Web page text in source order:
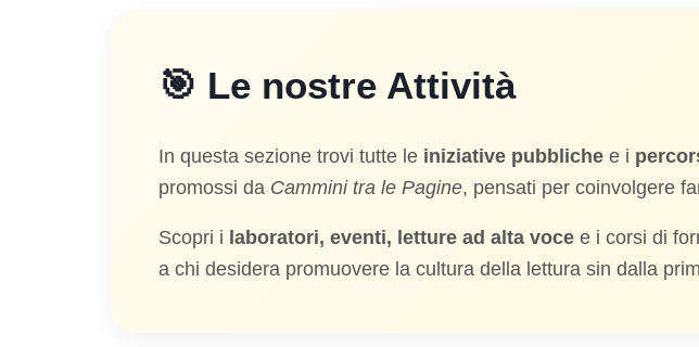
🎯 Le nostre Attività
In questa sezione trovi tutte le iniziative pubbliche e i
promossi da Cammini tra le Pagine, pensati per coinvolgere
Scopri i laboratori, eventi, letture ad alta voce e i corsi di
a chi desidera promuovere la cultura della lettura sin dalla